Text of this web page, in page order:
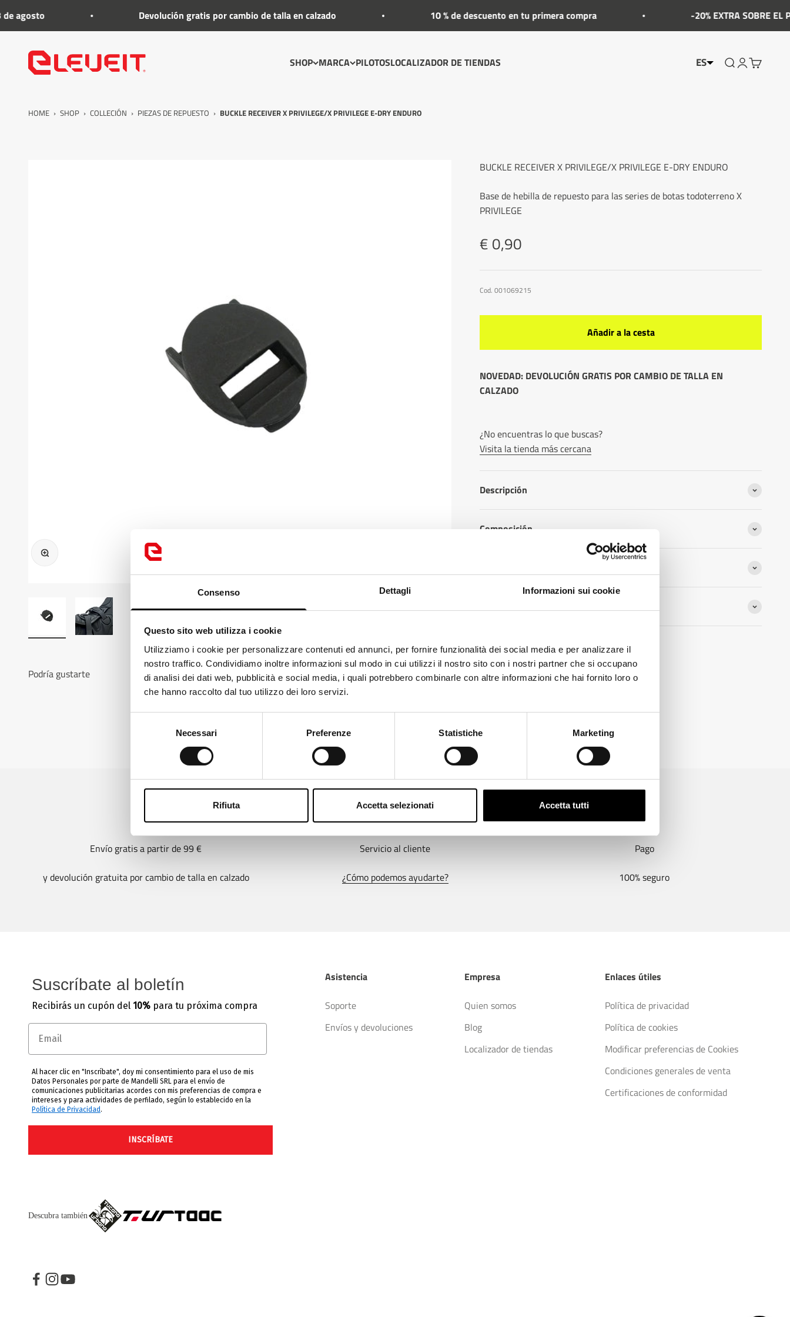
Consenso Dettagli Informazioni sui cookie
Questo sito web utilizza i cookie
Utilizziamo i cookie per personalizzare contenuti ed annunci, per fornire funzionalità dei social media e per analizzare il
nostro traffico. Condividiamo inoltre informazioni sul modo in cui utilizzi il nostro sito con i nostri partner che si occupano
di analisi dei dati web, pubblicità e social media, i quali potrebbero combinarle con altre informazioni che hai fornito loro o
che hanno raccolto dal tuo utilizzo dei loro servizi.
Necessari Preferenze Statistiche Marketing
Rifiuta Accetta selezionati Accetta tutti
Devolución gratis por cambio de talla en calzado 10 % de descuento en tu primera compra -20% EXTRA SOBRE EL
SHOP MARCA PILOTOSLOCALIZADOR DE TIENDAS
Eleveit ES Mostrar el
Cuenta
Mostrar
HOME › SHOP › COLLECIÓN › PIEZAS DE REPUESTO › BUCKLE RECEIVER X PRIVILEGE/X PRIVILEGE E-DRY ENDURO
BUCKLE RECEIVER X PRIVILEGE/X PRIVILEGE E-DRY ENDURO
Base de hebilla de repuesto para las series de botas todoterreno X
PRIVILEGE
Precio
€ 0,90
Cod. 001069215
Añadir a la cesta
NOVEDAD: DEVOLUCIÓN GRATIS POR CAMBIO DE TALLA EN
CALZADO
¿No encuentras lo que buscas?
Visita la tienda más cercana
Descripción
Composición
Podría gustarte
Envío gratis a partir de 99 €
y devolución gratuita por cambio de talla en calzado
Servicio al cliente
¿Cómo podemos ayudarte?
Pago
100% seguro
Suscríbate al boletín
Recibirás un cupón del 10% para tu próxima compra
Email
Al hacer clic en "Inscríbate", doy mi consentimiento para el uso de mis
Datos Personales por parte de Mandelli SRL para el envío de
comunicaciones publicitarias acordes con mis preferencias de compra e
intereses y para actividades de perfilado, según lo establecido en la
Política de Privacidad .
INSCRÍBATE
Asistencia
Soporte
Envíos y devoluciones
Empresa
Quien somos
Blog
Localizador de tiendas
Enlaces útiles
Política de privacidad
Política de cookies
Modificar preferencias de Cookies
Condiciones generales de venta
Certificaciones de conformidad
Descubra también
Looks likeItalianis more preferred for you. Change language?
Italian
Change